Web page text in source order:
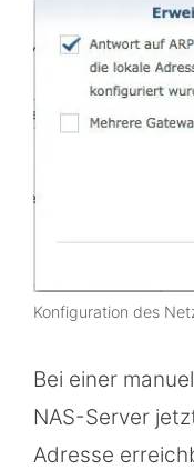
Konfiguration des
Bei einer
NAS-Server
Adresse